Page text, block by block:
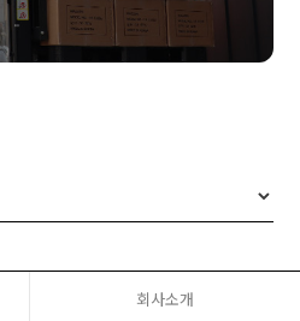
회사소개